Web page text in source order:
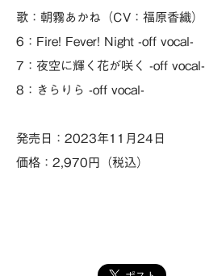
歌：朝霧あかね（CV：福原香織）
6：Fire! Fever! Night -off vocal-
7：夜空に輝く花が咲く -off vocal-
8：きらりら -off vocal-
発売日：2023年11月24日
価格：2,970円（税込）